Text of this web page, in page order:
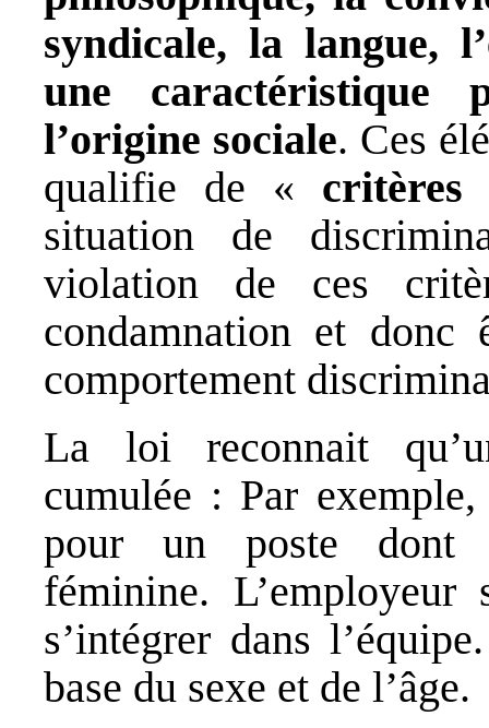
syndicale, la langue,
une caractéristique
l’origine sociale. Ces
qualifie de «
situation de
violation de ces
condamnation et
comportement
La loi reconnait
cumulée : Par
pour un poste dont
féminine.
s’intégrer dans
base du sexe et de l’âge.